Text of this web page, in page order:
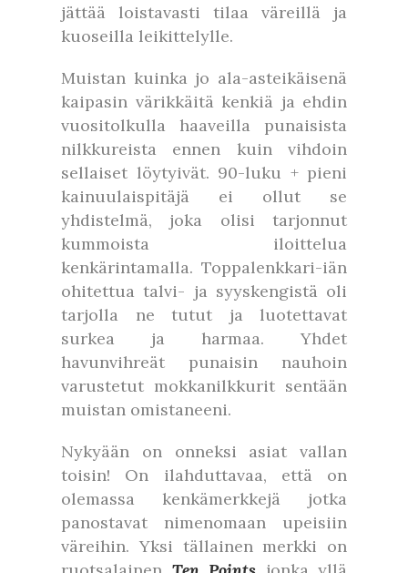
jättää loistavasti tilaa väreillä ja
kuoseilla leikittelylle.
Muistan kuinka jo ala-asteikäisenä
kaipasin värikkäitä kenkiä ja ehdin
vuositolkulla haaveilla punaisista
nilkkureista ennen kuin vihdoin
sellaiset löytyivät. 90-luku + pieni
kainuulaispitäjä ei ollut se
yhdistelmä, joka olisi tarjonnut
kummoista iloittelua
kenkärintamalla. Toppalenkkari-iän
ohitettua talvi- ja syyskengistä oli
tarjolla ne tutut ja luotettavat
surkea ja harmaa. Yhdet
havunvihreät punaisin nauhoin
varustetut mokkanilkkurit sentään
muistan omistaneeni.
Nykyään on onneksi asiat vallan
toisin! On ilahduttavaa, että on
olemassa kenkämerkkejä jotka
panostavat nimenomaan upeisiin
väreihin. Yksi tällainen merkki on